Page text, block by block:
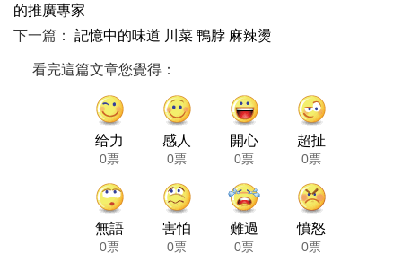
的推廣專家
下一篇：
記憶中的味道 川菜 鴨脖 麻辣燙
看完這篇文章您覺得：
给力
0票
感人
0票
開心
0票
超扯
0票
無語
0票
害怕
0票
難過
0票
憤怒
0票